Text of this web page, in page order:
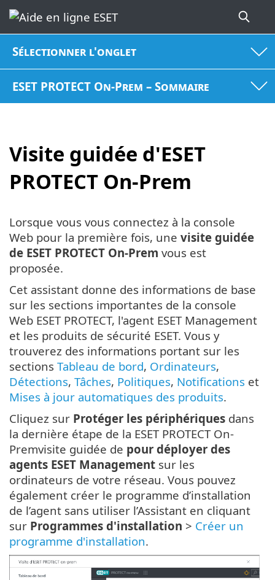
Sélectionner l'onglet
ESET PROTECT On-Prem – Sommaire
Visite guidée d'ESET
PROTECT On-Prem
Lorsque vous vous connectez à la console
Web pour la première fois, une visite guidée
de ESET PROTECT On-Prem vous est
proposée.
Cet assistant donne des informations de base
sur les sections importantes de la console
Web ESET PROTECT, l'agent ESET Management
et les produits de sécurité ESET. Vous y
trouverez des informations portant sur les
sections Tableau de bord, Ordinateurs,
Détections, Tâches, Politiques, Notifications et
Mises à jour automatiques des produits.
Cliquez sur Protéger les périphériques dans
la dernière étape de la ESET PROTECT On-
Premvisite guidée de pour déployer des
agents ESET Management sur les
ordinateurs de votre réseau. Vous pouvez
également créer le programme d’installation
de l’agent sans utiliser l’Assistant en cliquant
sur Programmes d'installation > Créer un
programme d'installation.